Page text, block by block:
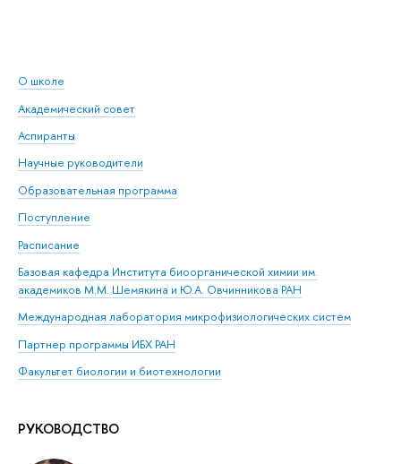
О школе
Академический совет
Аспиранты
Научные руководители
Образовательная программа
Поступление
Расписание
Базовая кафедра Института биоорганической химии им.
академиков М.М. Шемякина и Ю.А. Овчинникова РАН
Международная лаборатория микрофизиологических систем
Партнер программы ИБХ РАН
Факультет биологии и биотехнологии
РУКОВОДСТВО